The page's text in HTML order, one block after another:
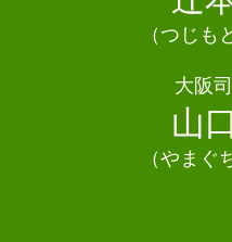
相続 司法書士 大
債務整理 司法書
（つじも
大阪
山
（やまぐ